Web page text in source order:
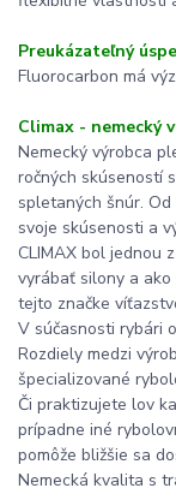
Preukázateľný
Fluorocarbon má
Climax - nemecký
Nemecký výrobca
ročných skúseností
spletaných šnúr.
svoje skúsenosti a
CLIMAX bol jednou
vyrábať silony a
tejto značke
V súčasnosti rybári
Rozdiely medzi
špecializované
Či praktizujete lov
prípadne iné
pomôže bližšie sa
Nemecká kvalita s